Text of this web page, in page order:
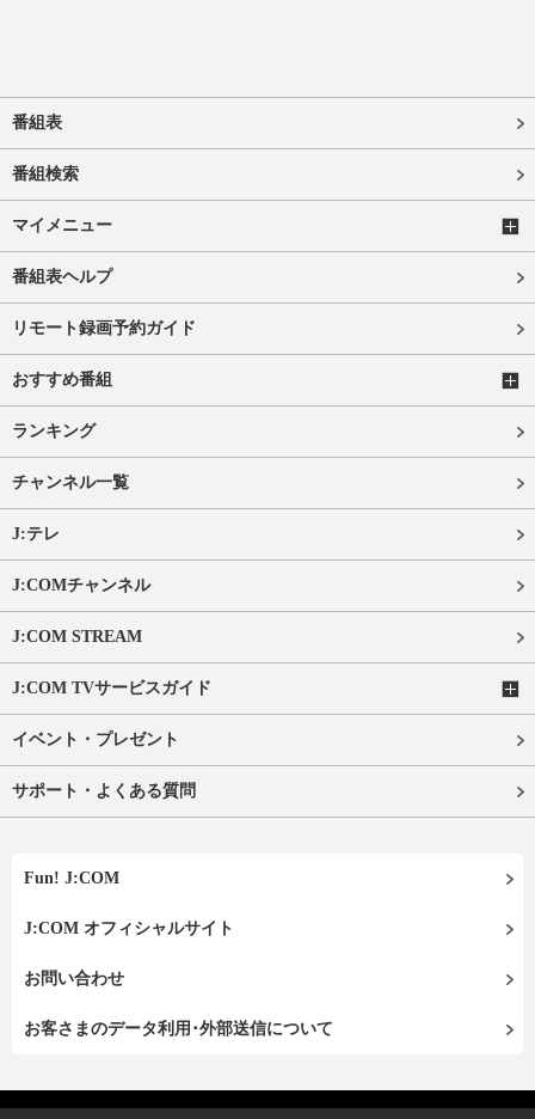
番組表
番組検索
マイメニュー
番組表ヘルプ
リモート録画予約ガイド
おすすめ番組
ランキング
チャンネル一覧
J:テレ
J:COMチャンネル
J:COM STREAM
J:COM TVサービスガイド
イベント・プレゼント
サポート・よくある質問
Fun! J:COM
J:COM オフィシャルサイト
お問い合わせ
お客さまのデータ利用･外部送信について